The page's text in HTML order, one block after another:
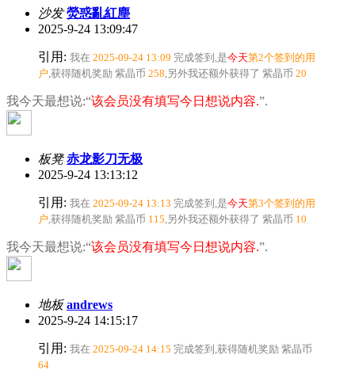
沙发 熒惑亂紅塵
2025-9-24 13:09:47
引用: 我在 2025-09-24 13:09 完成签到,是今天第2个签到的用
户 ,获得随机奖励 紫晶币 258 ,另外我还额外获得了 紫晶币 20
我今天最想说:“该会员没有填写今日想说内容.”.
板凳 赤龙影刀无极
2025-9-24 13:13:12
引用: 我在 2025-09-24 13:13 完成签到,是今天第3个签到的用
户 ,获得随机奖励 紫晶币 115 ,另外我还额外获得了 紫晶币 10
我今天最想说:“该会员没有填写今日想说内容.”.
地板 andrews
2025-9-24 14:15:17
引用: 我在 2025-09-24 14:15 完成签到,获得随机奖励 紫晶币
64